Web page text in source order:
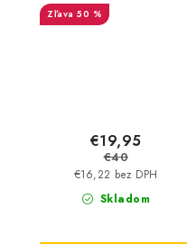
50 %
Skladom
€16,22 bez DPH
€19,95
€40